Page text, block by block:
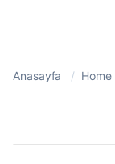
Anasayfa / Home